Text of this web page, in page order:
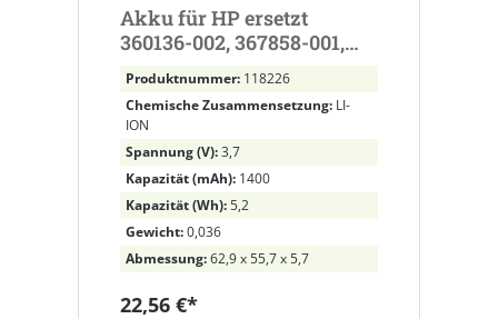
Akku für HP ersetzt
360136-002, 367858-001,
360136-001, 367205-001,
HSTNH-H03C, 35H00042-
00
Produktnummer: 118226
Chemische Zusammensetzung: LI-
ION
Spannung (V):3,7
Kapazität (mAh): 1400
Kapazität (Wh):5,2
Gewicht:0,036
Abmessung:62,9 x 55,7 x 5,7
22,56 €*